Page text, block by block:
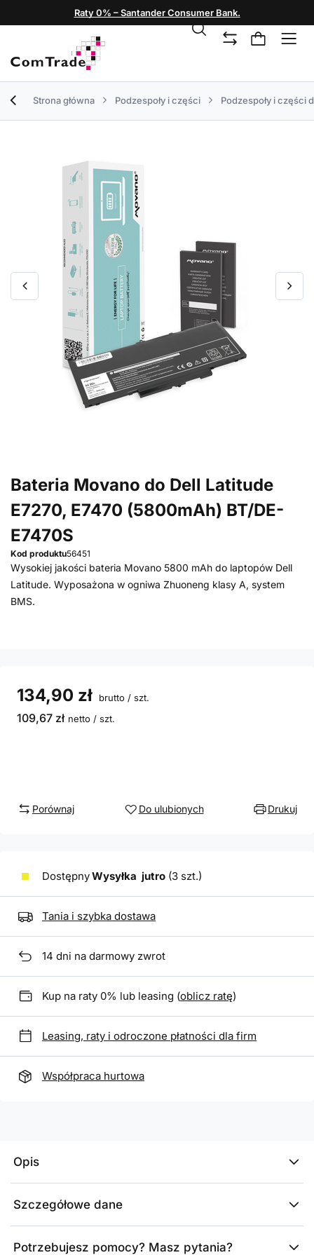
Raty 0% – Santander Consumer Bank.
Strona główna Podzespoły i części Podzespoły i części
Bateria Movano do Dell Latitude
E7270, E7470 (5800mAh) BT/DE-
E7470S
Kod produktu56451
Wysokiej jakości bateria Movano 5800 mAh do laptopów Dell
Latitude. Wyposażona w ogniwa Zhuoneng klasy A, system
BMS.
134,90 zł brutto / szt.
109,67 zł netto / szt.
Porównaj Do ulubionych Drukuj
DostępnyWysyłka jutro (3 szt.)
Tania i szybka dostawa
14 dni na darmowy zwrot
Kup na raty 0% lub leasing (oblicz ratę)
Leasing, raty i odroczone płatności dla firm
Współpraca hurtowa
Opis
Szczegółowe dane
Potrzebujesz pomocy? Masz pytania?